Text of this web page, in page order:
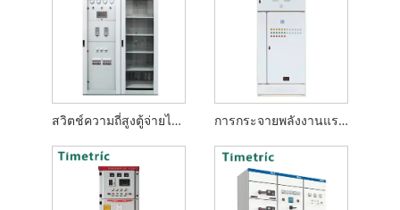
สวิตช์ความถี่สูงตู้จ่ายไฟ DC GZDW การกระจายพลังงานแรงดันไฟฟ้าต่ำตู้ชดเชยปฏิกิริยาในร่ม GGJ ซีรี่ส์